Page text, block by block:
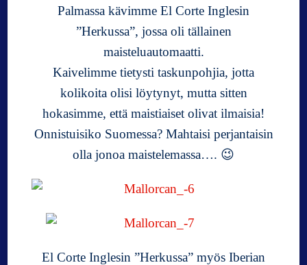
Palmassa kävimme El Corte Inglesin
”Herkussa”, jossa oli tällainen
maisteluautomaatti.
Kaivelimme tietysti taskunpohjia, jotta
kolikoita olisi löytynyt, mutta sitten
hokasimme, että maistiaiset olivat ilmaisia!
Onnistuisiko Suomessa? Mahtaisi perjantaisin
olla jonoa maistelemassa…. 😉
El Corte Inglesin ”Herkussa” myös Iberian